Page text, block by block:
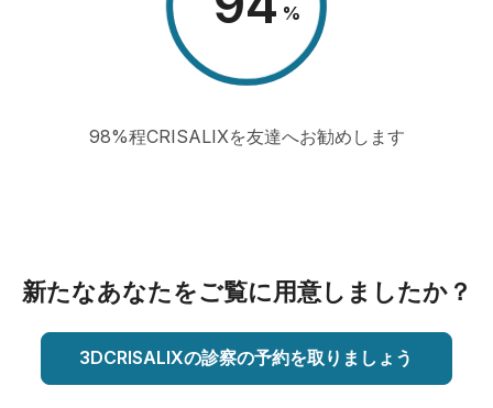
%
98%程CRISALIXを友達へお勧めします
新たなあなたをご覧に用意しましたか？
3DCRISALIXの診察の予約を取りましょう